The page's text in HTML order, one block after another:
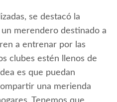
se destacó la
merendero destinado a
a entrenar por las
clubes estén llenos de
es que puedan
una merienda